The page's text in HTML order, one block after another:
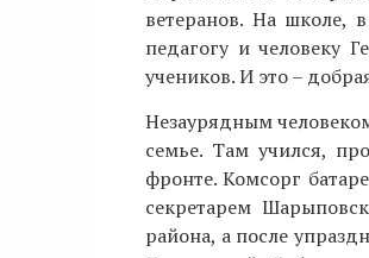
ветеранов. На школе,
педагогу и человеку
учеников. И это –
Незаурядным
семье. Там учился,
фронте. Комсорг
секретарем
района, а после